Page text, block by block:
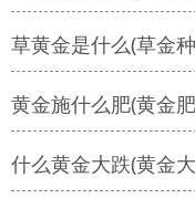
草黄金是什么(草金
黄金施什么肥(黄金
什么黄金大跌(黄金